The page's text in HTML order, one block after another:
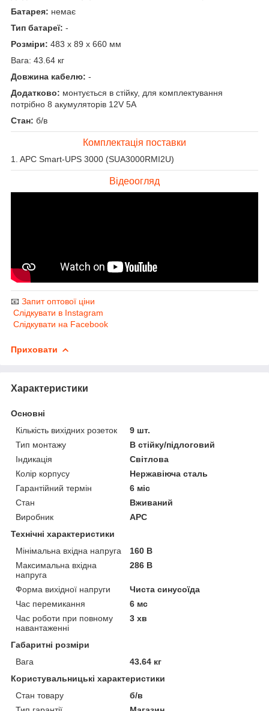
Батарея: немає
Тип батареї: -
Розміри: 483 х 89 х 660 мм
Вага: 43.64 кг
Довжина кабелю: -
Додатково: монтується в стійку, для комплектування
потрібно 8 акумуляторів 12V 5A
Стан: б/в
Комплектація поставки
1. APC Smart-UPS 3000 (SUA3000RMI2U)
Відеоогляд
📧 Запит оптової ціни
Слідкувати в Instagram
Слідкувати на Facebook
Приховати
Характеристики
Основні
Кількість вихідних розеток
9 шт.
Тип монтажу
В стійку/підлоговий
Індикація
Світлова
Колір корпусу
Нержавіюча сталь
Гарантійний термін
6 міс
Стан
Вживаний
Виробник
APC
Технічні характеристики
Мінімальна вхідна напруга
160 В
Максимальна вхідна
напруга
286 В
Форма вихідної напруги
Чиста синусоїда
Час перемикання
6 мс
Час роботи при повному
навантаженні
3 хв
Габаритні розміри
Вага
43.64 кг
Користувальницькі характеристики
Стан товару
б/в